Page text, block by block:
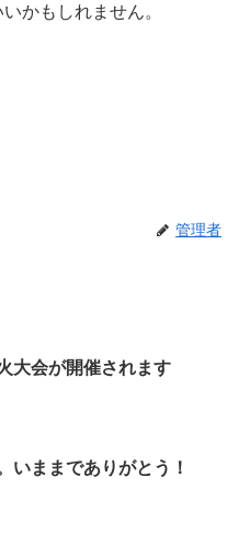
かもしれません。
管理者
大会が開催されます
いままでありがとう！